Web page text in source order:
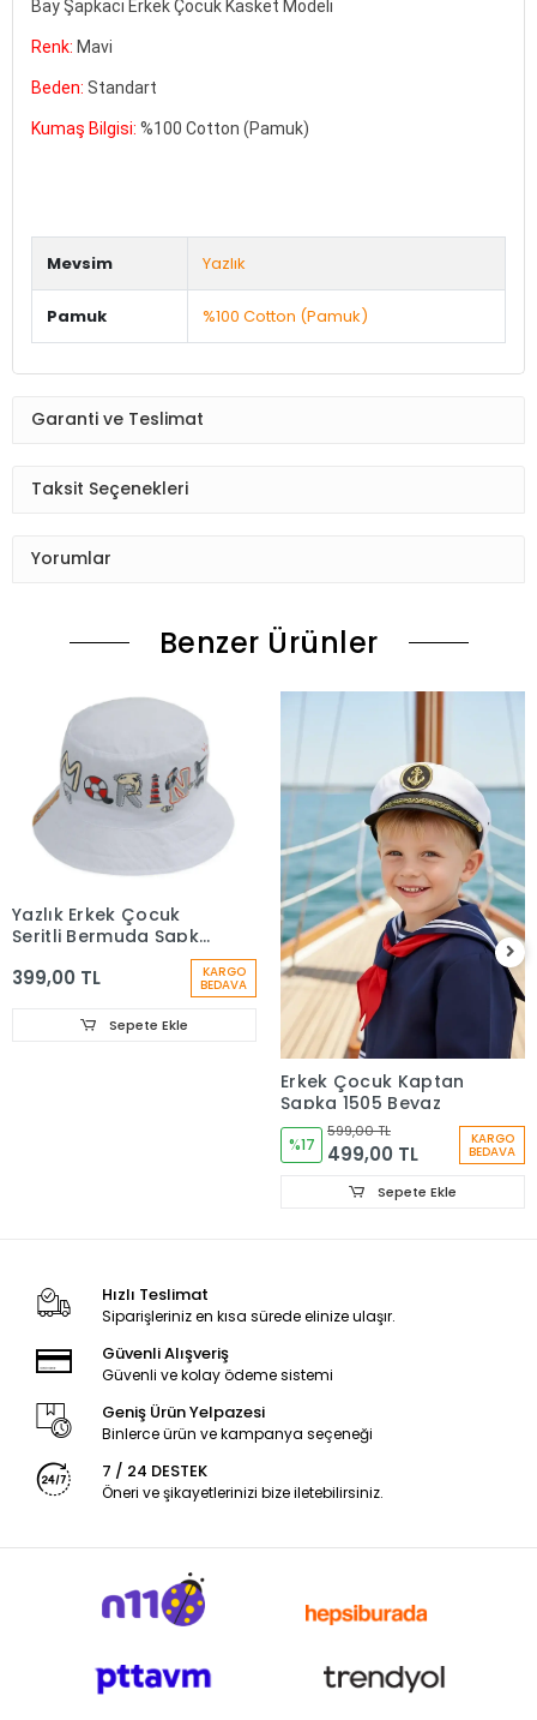
Bay Şapkacı Erkek Çocuk Kasket Modeli
Renk: Mavi
Beden: Standart
Kumaş Bilgisi: %100 Cotton (Pamuk)
Mevsim Yazlık
Pamuk %100 Cotton (Pamuk)
Garanti ve Teslimat
Taksit Seçenekleri
Yorumlar
Benzer Ürünler
Yazlık Erkek Çocuk
Şeritli Bermuda Şapka
399,00 TL KARGO
BEDAVA
Sepete Ekle
Erkek Çocuk Kaptan
Şapka 1505 Beyaz
%17
599,00 TL
499,00 TL
KARGO
BEDAVA
Sepete Ekle
Hızlı Teslimat
Siparişleriniz en kısa sürede elinize ulaşır.
Güvenli Alışveriş
Güvenli ve kolay ödeme sistemi
Geniş Ürün Yelpazesi
Binlerce ürün ve kampanya seçeneği
7 / 24 DESTEK
Öneri ve şikayetlerinizi bize iletebilirsiniz.